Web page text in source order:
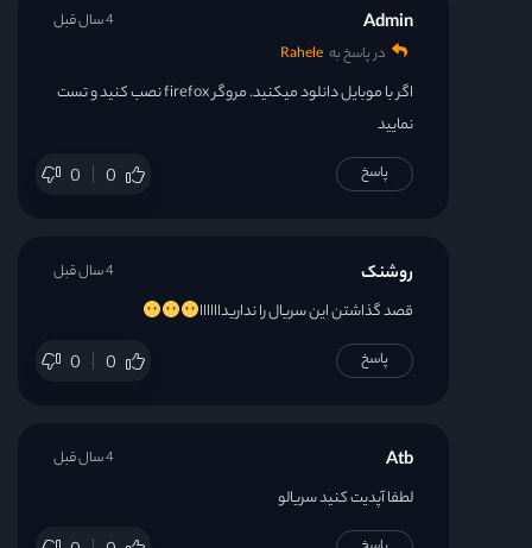
Admin
در پاسخ به Rahele
اگر با موبایل دانلود میکنید. مروگر firefox نصب کنید و تست
نمایید
0 0
4 سال قبل
پاسخ
روشنک
قصد گذاشتن این سریال را نداریداااااا
0 0
4 سال قبل
پاسخ
Atb
لطفا آپدیت کنید سریالو
4 سال قبل